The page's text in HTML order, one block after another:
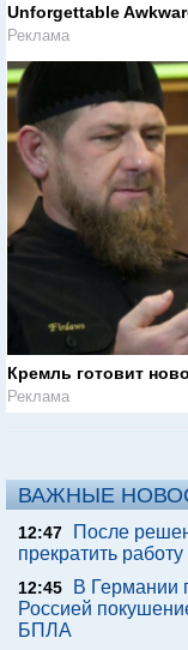
Unforgettable
Реклама
Кремль готовит
Реклама
ВАЖНЫЕ
12:47
После
прекратить работу
12:45
В Германии
Россией
БПЛА